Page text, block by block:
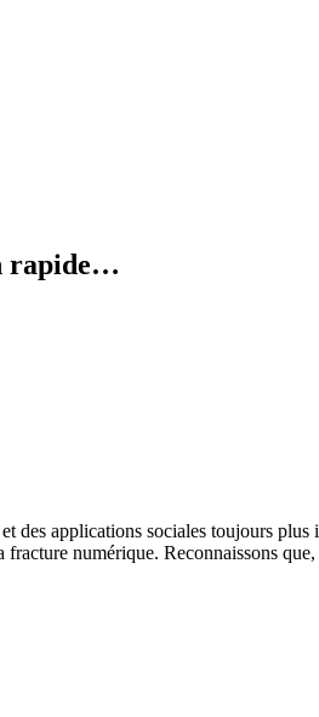
rapide…
applications sociales toujours
fracture numérique. Reconnaissons